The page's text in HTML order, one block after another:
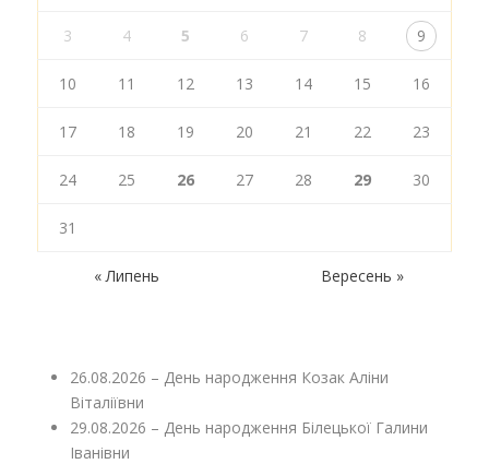
3 4 5 6 7 8 9
10 11 12 13 14 15 16
17 18 19 20 21 22 23
24 25 26 27 28 29 30
31
« Липень Вересень »
26.08.2026 – День народження Козак Аліни
Віталіївни
29.08.2026 – День народження Білецької Галини
Іванівни